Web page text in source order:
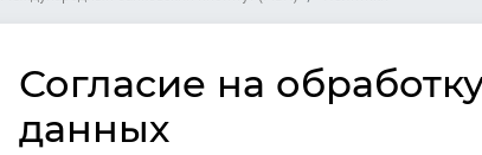
Согласие на
данных